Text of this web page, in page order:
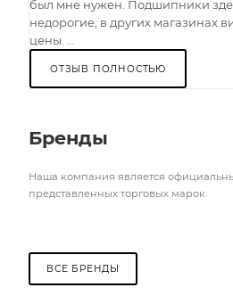
был мне нужен. Подшипники
недорогие, в других магазинах
цены. ...
ОТЗЫВ ПОЛНОСТЬЮ
Бренды
Наша компания является
представленных торговых марок.
ВСЕ БРЕНДЫ